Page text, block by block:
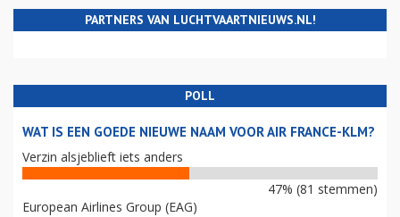
PARTNERS VAN LUCHTVAARTNIEUWS.NL!
POLL
WAT IS EEN GOEDE NIEUWE NAAM VOOR AIR FRANCE-KLM?
Verzin alsjeblieft iets anders
47% (81 stemmen)
European Airlines Group (EAG)